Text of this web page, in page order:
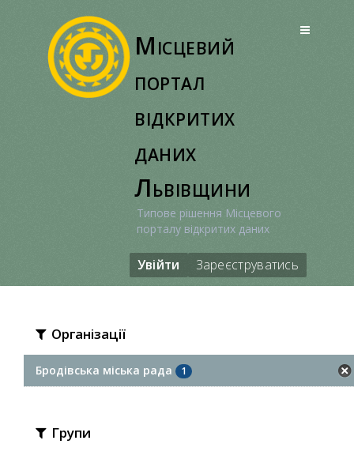
Місцевий
портал
відкритих
даних
Львівщини
Типове рішення Місцевого
порталу відкритих даних
Увійти Зареєструватись
Організації
Бродівська міська рада 1
Групи